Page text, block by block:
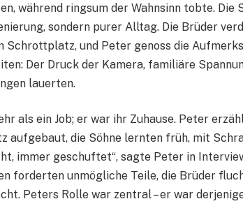
während ringsum der Wahnsinn tobte. Die
sondern purer Alltag. Die Brüder
Schrottplatz, und Peter genoss die
Der Druck der Kamera, familiäre
lauerten.
als ein Job; er war ihr Zuhause. Peter
aufgebaut, die Söhne lernten früh, mit
immer geschuftet“, sagte Peter in
forderten unmögliche Teile, die Brüder
Peters Rolle war zentral – er war